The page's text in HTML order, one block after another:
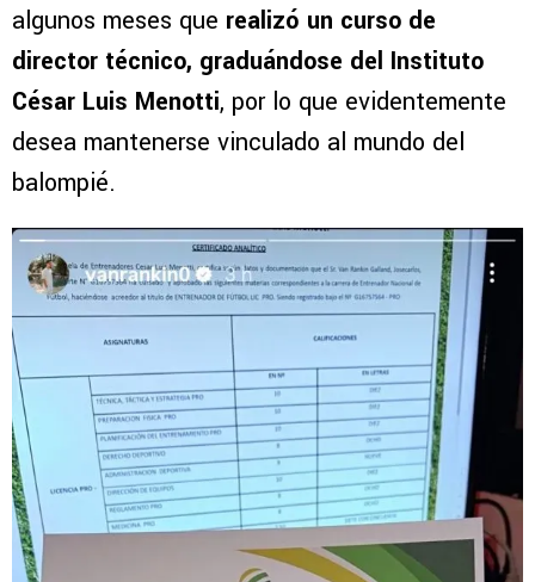
algunos meses que realizó un curso de
director técnico, graduándose del Instituto
César Luis Menotti, por lo que evidentemente
desea mantenerse vinculado al mundo del
balompié.